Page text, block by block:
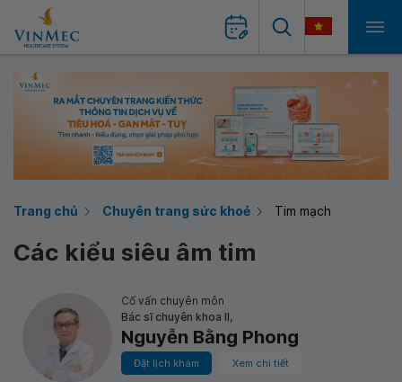
Trang chủ Chuyên trang sức khoẻ Tim mạch
Các kiểu siêu âm tim
Cố vấn chuyên môn
Bác sĩ chuyên khoa II,
Nguyễn Bằng Phong
Đặt lịch khám Xem chi tiết